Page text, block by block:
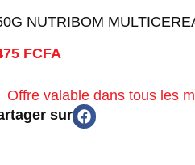
NUTRIBOM
FCFA
Offre valable dans tous les
sur